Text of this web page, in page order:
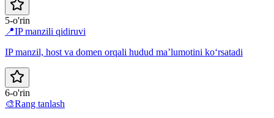
5-o'rin
📍IP manzili qidiruvi
IP manzil, host va domen orqali hudud ma’lumotini ko‘rsatadi
6-o'rin
🎨Rang tanlash